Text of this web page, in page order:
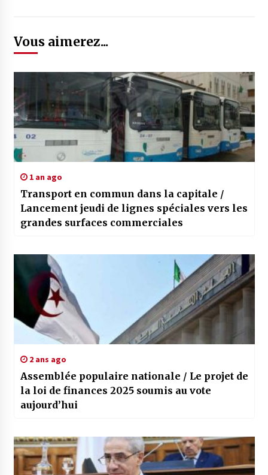
Vous aimerez...
1 an ago
Transport en commun dans la capitale /
Lancement jeudi de lignes spéciales vers les
grandes surfaces commerciales
2 ans ago
Assemblée populaire nationale / Le projet de
la loi de finances 2025 soumis au vote
aujourd’hui